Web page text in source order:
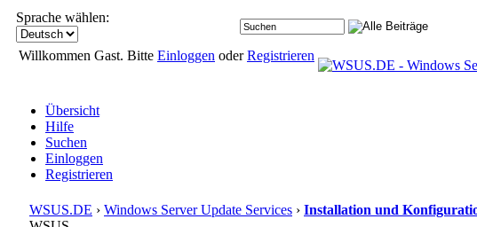
Sprache wählen:
Willkommen Gast. Bitte Einloggen oderRegistrieren
Übersicht
Hilfe
Suchen
Einloggen
Registrieren
WSUS.DE › Windows Server Update Services › Installation und